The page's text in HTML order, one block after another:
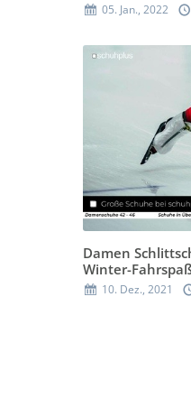
05. Jan., 2022
Damen
Winter-
10. Dez., 2021